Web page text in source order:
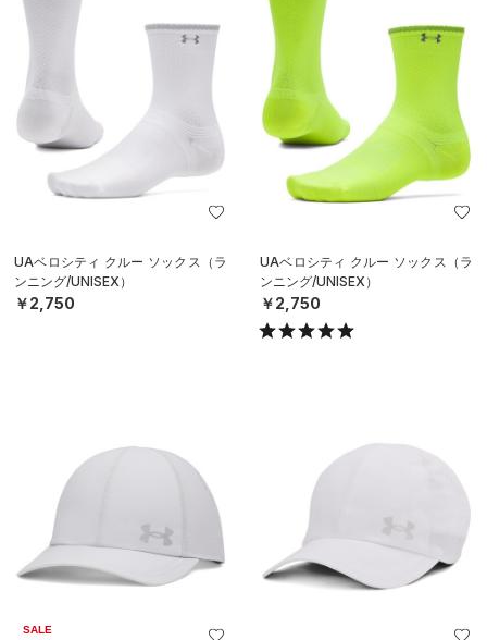
UAベロシティ クルー ソックス（ラ
ンニング/UNISEX）
￥2,750
UAベロシティ クルー ソックス（ラ
ンニング/UNISEX）
￥2,750
SALE